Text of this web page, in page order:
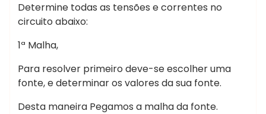
Determine todas as tensões e correntes no
circuito abaixo:
1ª Malha,
Para resolver primeiro deve-se escolher uma
fonte, e determinar os valores da sua fonte.
Desta maneira Pegamos a malha da fonte.